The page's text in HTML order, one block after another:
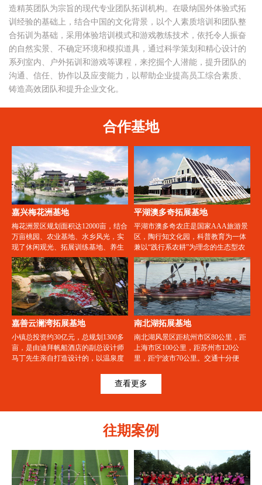
造精英团队为宗旨的现代专业团队拓训机构。在吸纳国外体验式拓
训经验的基础上，结合中国的文化背景，以个人素质培训和团队整
合拓训为基础，采用体验培训模式和游戏教练技术，依托令人振奋
的自然实景、不确定环境和模拟道具，通过科学策划和精心设计的
系列室内、户外拓训和游戏等课程，来挖掘个人潜能，提升团队的
沟通、信任、协作以及应变能力，以帮助企业提高员工综合素质、
铸造高效团队和提升企业文化。
合作基地
嘉兴梅花洲基地
梅花洲景区规划面积达12000亩，结合
万亩桃园、农业基地、水乡风光，实
现了休闲观光、拓展训练基地、养生
度假、祈福禅修、商务会谈等多重功
能。原有的金刚桧、菩提树、一鉴
泉、四佛石、梅花洲、青莲池、香花
桥、白云丘“梅花洲八景”将原貌重
现，马家浜文化、崧泽文化、良渚文
化遗址也将在此集中展示。
平湖澳多奇拓展基地
平湖市澳多奇农庄是国家AAA旅游景
区，陶行知文化园，科普教育为一体
兼以“践行系农耕”为理念的生态型农
庄。地处浙江省平湖市西郊，跨海大
桥北岸出口处，东临上海，靠近杭州
湾，地理位置优越，交通便捷。
嘉善云澜湾拓展基地
小镇总投资约30亿元，总规划1300多
亩，是由迪拜帆船酒店的副总设计师
马丁先生亲自打造设计的，以温泉度
购、娱”无一不有，集度假旅游、养生
休闲、会议会展等复合功能为一体的
南北湖拓展基地
南北湖风景区距杭州市区80公里，距
上海市区100公里，距苏州市120公
里，距宁波市70公里。交通十分便
的“小西湖” 。场地环境优美，可开展
各种体验式培训项目，如场地项目、
露营、野炊烧烤、军事培训等。南北
湖集拓展培训、生态景观、旅游休
闲、会议休闲于一体的综合性基地。
查看更多
往期案例